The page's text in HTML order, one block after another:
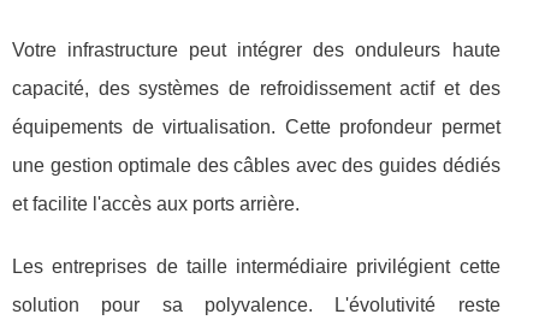
Votre infrastructure peut intégrer des onduleurs haute
capacité, des systèmes de refroidissement actif et des
équipements de virtualisation. Cette profondeur permet
une gestion optimale des câbles avec des guides dédiés
et facilite l'accès aux ports arrière.
Les entreprises de taille intermédiaire privilégient cette
solution pour sa polyvalence. L'évolutivité reste